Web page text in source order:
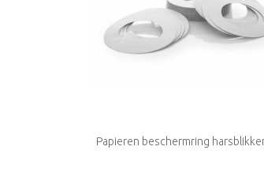
Papieren beschermring